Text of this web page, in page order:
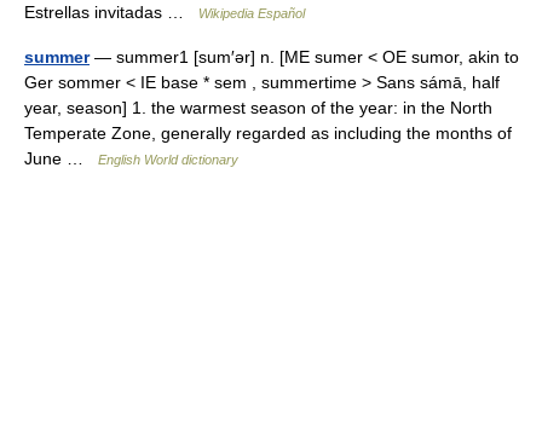
Estrellas invitadas …
Wikipedia Español
summer— summer1 [sum′ər] n. [ME sumer < OE sumor, akin to
Ger sommer < IE base * sem , summertime > Sans sámā, half
year, season] 1. the warmest season of the year: in the North
Temperate Zone, generally regarded as including the months of
June …
English World dictionary